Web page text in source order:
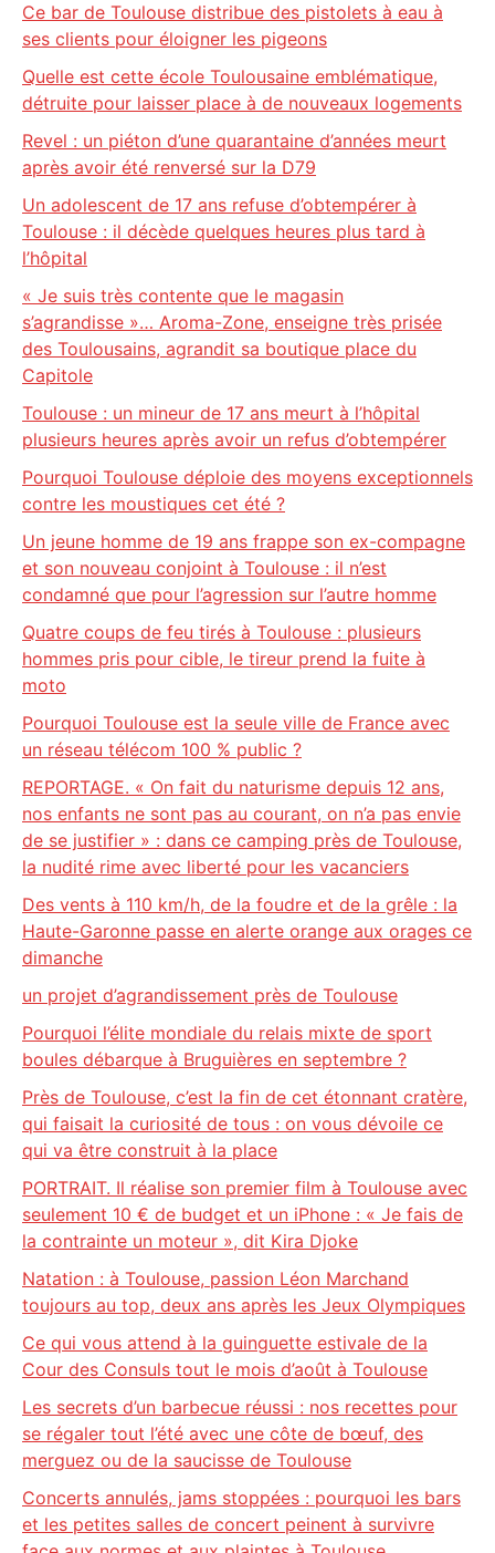
Ce bar de Toulouse distribue des pistolets à eau à
ses clients pour éloigner les pigeons
Quelle est cette école Toulousaine emblématique,
détruite pour laisser place à de nouveaux logements
Revel : un piéton d’une quarantaine d’années meurt
après avoir été renversé sur la D79
Un adolescent de 17 ans refuse d’obtempérer à
Toulouse : il décède quelques heures plus tard à
l’hôpital
« Je suis très contente que le magasin
s’agrandisse »… Aroma-Zone, enseigne très prisée
des Toulousains, agrandit sa boutique place du
Capitole
Toulouse : un mineur de 17 ans meurt à l’hôpital
plusieurs heures après avoir un refus d’obtempérer
Pourquoi Toulouse déploie des moyens exceptionnels
contre les moustiques cet été ?
Un jeune homme de 19 ans frappe son ex-compagne
et son nouveau conjoint à Toulouse : il n’est
condamné que pour l’agression sur l’autre homme
Quatre coups de feu tirés à Toulouse : plusieurs
hommes pris pour cible, le tireur prend la fuite à
moto
Pourquoi Toulouse est la seule ville de France avec
un réseau télécom 100 % public ?
REPORTAGE. « On fait du naturisme depuis 12 ans,
nos enfants ne sont pas au courant, on n’a pas envie
de se justifier » : dans ce camping près de Toulouse,
la nudité rime avec liberté pour les vacanciers
Des vents à 110 km/h, de la foudre et de la grêle : la
Haute-Garonne passe en alerte orange aux orages ce
dimanche
un projet d’agrandissement près de Toulouse
Pourquoi l’élite mondiale du relais mixte de sport
boules débarque à Bruguières en septembre ?
Près de Toulouse, c’est la fin de cet étonnant cratère,
qui faisait la curiosité de tous : on vous dévoile ce
qui va être construit à la place
PORTRAIT. Il réalise son premier film à Toulouse avec
seulement 10 € de budget et un iPhone : « Je fais de
la contrainte un moteur », dit Kira Djoke
Natation : à Toulouse, passion Léon Marchand
toujours au top, deux ans après les Jeux Olympiques
Ce qui vous attend à la guinguette estivale de la
Cour des Consuls tout le mois d’août à Toulouse
Les secrets d’un barbecue réussi : nos recettes pour
se régaler tout l’été avec une côte de bœuf, des
merguez ou de la saucisse de Toulouse
Concerts annulés, jams stoppées : pourquoi les bars
et les petites salles de concert peinent à survivre